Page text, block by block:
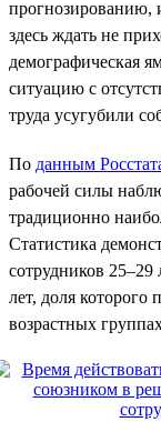
прогнозированию,
здесь ждать не
демографическая
ситуацию с
труда усугубили
По данным
рабочей силы
традиционно
Статистика
сотрудников 25–29
лет, доля
возрастных